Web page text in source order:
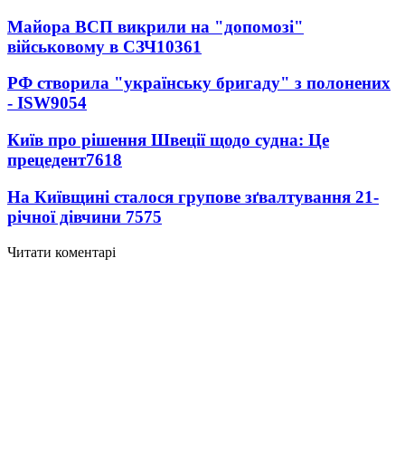
Майора ВСП викрили на "допомозі"
військовому в СЗЧ10361
РФ створила "українську бригаду" з полонених
- ISW9054
Київ про рішення Швеції щодо судна: Це
прецедент7618
На Київщині сталося групове зґвалтування 21-
річної дівчини 7575
Читати коментарі